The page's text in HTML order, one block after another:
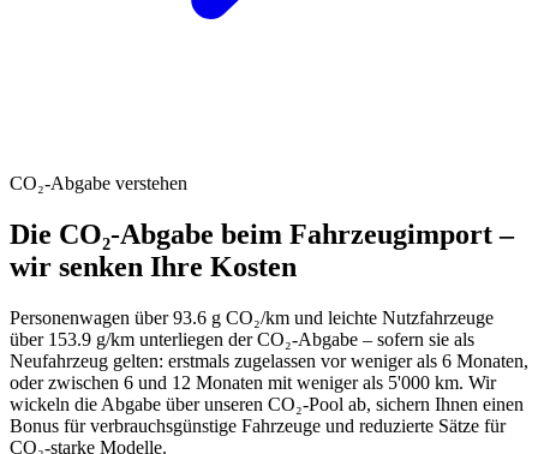
CO₂-Abgabe verstehen
Die CO₂-Abgabe beim Fahrzeugimport –
wir senken Ihre Kosten
Personenwagen über 93.6 g CO₂/km und leichte Nutzfahrzeuge
über 153.9 g/km unterliegen der CO₂-Abgabe – sofern sie als
Neufahrzeug gelten: erstmals zugelassen vor weniger als 6 Monaten,
oder zwischen 6 und 12 Monaten mit weniger als 5'000 km. Wir
wickeln die Abgabe über unseren CO₂-Pool ab, sichern Ihnen einen
Bonus für verbrauchsgünstige Fahrzeuge und reduzierte Sätze für
CO₂-starke Modelle.